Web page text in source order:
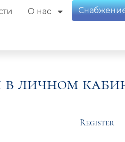
О нас
личном
Register